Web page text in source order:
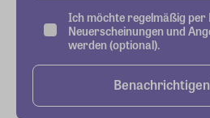
Ich möchte regelmäßig per
Neuerscheinungen und
werden (optional).